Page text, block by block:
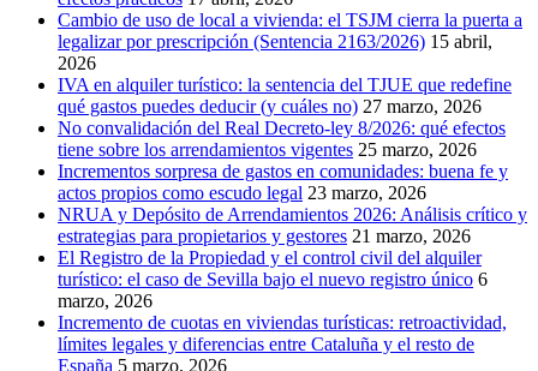
Cambio de uso de local a vivienda: el TSJM cierra la puerta a
legalizar por prescripción (Sentencia 2163/2026) 15 abril,
2026
IVA en alquiler turístico: la sentencia del TJUE que redefine
qué gastos puedes deducir (y cuáles no) 27 marzo, 2026
No convalidación del Real Decreto-ley 8/2026: qué efectos
tiene sobre los arrendamientos vigentes 25 marzo, 2026
Incrementos sorpresa de gastos en comunidades: buena fe y
actos propios como escudo legal 23 marzo, 2026
NRUA y Depósito de Arrendamientos 2026: Análisis crítico y
estrategias para propietarios y gestores 21 marzo, 2026
El Registro de la Propiedad y el control civil del alquiler
turístico: el caso de Sevilla bajo el nuevo registro único 6
marzo, 2026
Incremento de cuotas en viviendas turísticas: retroactividad,
límites legales y diferencias entre Cataluña y el resto de
España 5 marzo, 2026